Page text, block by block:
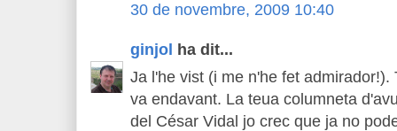
30 de novembre, 2009 10:40
ginjol ha dit...
Ja l'he vist (i me n'he fet admirador!).
va endavant. La teua columneta
del César Vidal jo crec que ja no